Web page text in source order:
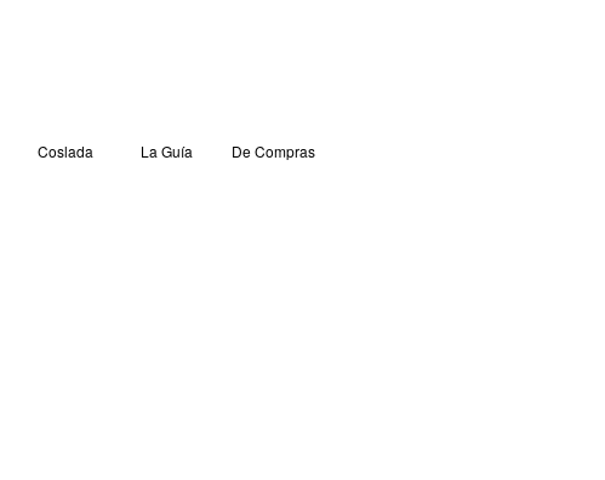
Coslada La Guía
De Compras